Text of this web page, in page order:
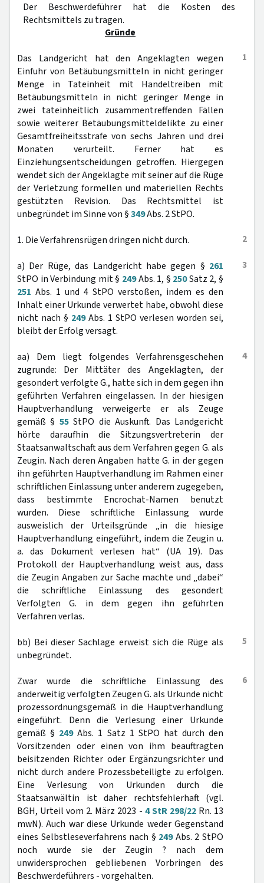
Der Beschwerdeführer hat die Kosten des
Rechtsmittels zu tragen.
Gründe
1
Das Landgericht hat den Angeklagten wegen
Einfuhr von Betäubungsmitteln in nicht geringer
Menge in Tateinheit mit Handeltreiben mit
Betäubungsmitteln in nicht geringer Menge in
zwei tateinheitlich zusammentreffenden Fällen
sowie weiterer Betäubungsmitteldelikte zu einer
Gesamtfreiheitsstrafe von sechs Jahren und drei
Monaten verurteilt. Ferner hat es
Einziehungsentscheidungen getroffen. Hiergegen
wendet sich der Angeklagte mit seiner auf die Rüge
der Verletzung formellen und materiellen Rechts
gestützten Revision. Das Rechtsmittel ist
unbegründet im Sinne von §349Abs. 2 StPO.
2
1. Die Verfahrensrügen dringen nicht durch.
3
a) Der Rüge, das Landgericht habe gegen § 261
StPO in Verbindung mit § 249Abs. 1, § 250Satz 2, §
251 Abs. 1 und 4 StPO verstoßen, indem es den
Inhalt einer Urkunde verwertet habe, obwohl diese
nicht nach § 249Abs. 1 StPO verlesen worden sei,
bleibt der Erfolg versagt.
4
aa) Dem liegt folgendes Verfahrensgeschehen
zugrunde: Der Mittäter des Angeklagten, der
gesondert verfolgte G., hatte sich in dem gegen ihn
geführten Verfahren eingelassen. In der hiesigen
Hauptverhandlung verweigerte er als Zeuge
gemäß § 55StPO die Auskunft. Das Landgericht
hörte daraufhin die Sitzungsvertreterin der
Staatsanwaltschaft aus dem Verfahren gegen G. als
Zeugin. Nach deren Angaben hatte G. in der gegen
ihn geführten Hauptverhandlung im Rahmen einer
schriftlichen Einlassung unter anderem zugegeben,
dass bestimmte Encrochat-Namen benutzt
wurden. Diese schriftliche Einlassung wurde
ausweislich der Urteilsgründe „in die hiesige
Hauptverhandlung eingeführt, indem die Zeugin u.
a. das Dokument verlesen hat“ (UA 19). Das
Protokoll der Hauptverhandlung weist aus, dass
die Zeugin Angaben zur Sache machte und „dabei“
die schriftliche Einlassung des gesondert
Verfolgten G. in dem gegen ihn geführten
Verfahren verlas.
5
bb) Bei dieser Sachlage erweist sich die Rüge als
unbegründet.
6
Zwar wurde die schriftliche Einlassung des
anderweitig verfolgten Zeugen G. als Urkunde nicht
prozessordnungsgemäß in die Hauptverhandlung
eingeführt. Denn die Verlesung einer Urkunde
gemäß § 249Abs. 1 Satz 1 StPO hat durch den
Vorsitzenden oder einen von ihm beauftragten
beisitzenden Richter oder Ergänzungsrichter und
nicht durch andere Prozessbeteiligte zu erfolgen.
Eine Verlesung von Urkunden durch die
Staatsanwältin ist daher rechtsfehlerhaft (vgl.
BGH, Urteil vom 2. März 2023 - 4 StR 298/22Rn. 13
mwN). Auch war diese Urkunde weder Gegenstand
eines Selbstleseverfahrens nach § 249Abs. 2 StPO
noch wurde sie der Zeugin ? nach dem
unwidersprochen gebliebenen Vorbringen des
Beschwerdeführers - vorgehalten.